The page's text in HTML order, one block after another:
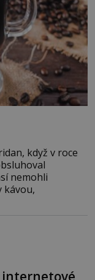
když v roce
nemohli
kávou,
internetové